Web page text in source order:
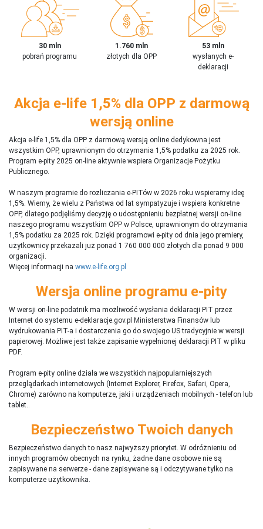
30 mln
pobrań programu
1.760 mln
złotych dla OPP
53 mln
wysłanych e-
deklaracji
Akcja e-life 1,5% dla OPP z darmową
wersją online
Akcja e-life 1,5% dla OPP z darmową wersją online dedykowna jest
wszystkim OPP, uprawnionym do otrzymania 1,5% podatku za 2025 rok.
Program e-pity 2025 on-line aktywnie wspiera Organizacje Pożytku
Publicznego.
W naszym programie do rozliczania e-PITów w 2026 roku wspieramy ideę
1,5%. Wiemy, że wielu z Państwa od lat sympatyzuje i wspiera konkretne
OPP, dlatego podjęliśmy decyzję o udostępnieniu bezpłatnej wersji on-line
naszego programu wszystkim OPP w Polsce, uprawnionym do otrzymania
1,5% podatku za 2025 rok. Dzięki programowi e-pity od dnia jego premiery,
użytkownicy przekazali już ponad 1 760 000 000 złotych dla ponad 9 000
organizacji.
Więcej informacji na www.e-life.org.pl
Wersja online programu e-pity
W wersji on-line podatnik ma możliwość wysłania deklaracji PIT przez
Internet do systemu e-deklaracje.gov.pl Ministerstwa Finansów lub
wydrukowania PIT-a i dostarczenia go do swojego US tradycyjnie w wersji
papierowej. Możliwe jest także zapisanie wypełnionej deklaracji PIT w pliku
PDF.
Program e-pity online działa we wszystkich najpopularniejszych
przeglądarkach internetowych (Internet Explorer, Firefox, Safari, Opera,
Chrome) zarówno na komputerze, jaki i urządzeniach mobilnych - telefon lub
tablet..
Bezpieczeństwo Twoich danych
Bezpieczeństwo danych to nasz najwyższy priorytet. W odróżnieniu od
innych programów obecnych na rynku, żadne dane osobowe nie są
zapisywane na serwerze - dane zapisywane są i odczytywane tylko na
komputerze użytkownika.